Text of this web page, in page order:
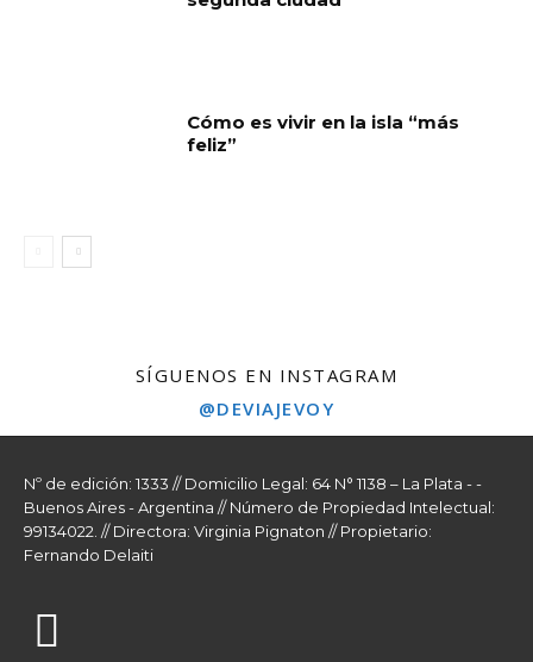
Cómo es vivir en la isla “más
feliz”
SÍGUENOS EN INSTAGRAM
@DEVIAJEVOY
Nº de edición: 1333 // Domicilio Legal: 64 N° 1138 – La Plata - -
Buenos Aires - Argentina // Número de Propiedad Intelectual:
99134022. // Directora: Virginia Pignaton // Propietario:
Fernando Delaiti